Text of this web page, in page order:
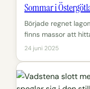
Sommar i
Började regnet
finns massor att
24 juni 2025